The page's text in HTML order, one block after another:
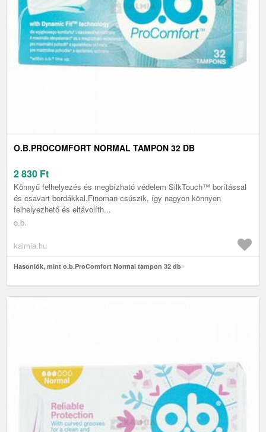
O.B.PROCOMFORT NORMAL TAMPON 32 DB
2 830 Ft
Könnyű felhelyezés és megbízható védelem SilkTouch™ borítással
és csavart bordákkal.Finoman csúszik, így nagyon könnyen
felhelyezhető és eltávolíth...
o.b.
kalmia.hu
Hasonlók, mint o.b.ProComfort Normal tampon 32 db